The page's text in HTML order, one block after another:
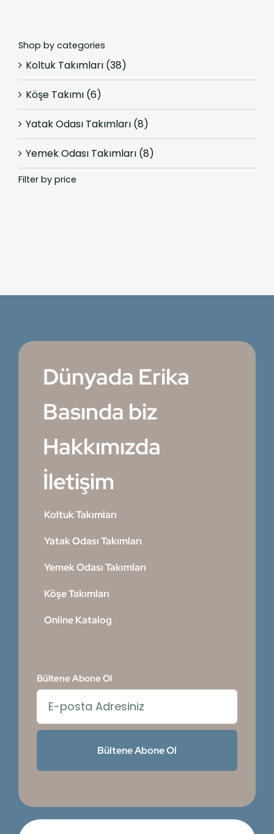
Shop by categories
Koltuk Takımları (38)
Köşe Takımı (6)
Yatak Odası Takımları (8)
Yemek Odası Takımları (8)
Filter by price
Dünyada Erika
Basında biz
Hakkımızda
İletişim
Koltuk Takımları
Yatak Odası Takımları
Yemek Odası Takımları
Köşe Takımları
Online Katalog
Bültene Abone Ol
Bültene Abone Ol